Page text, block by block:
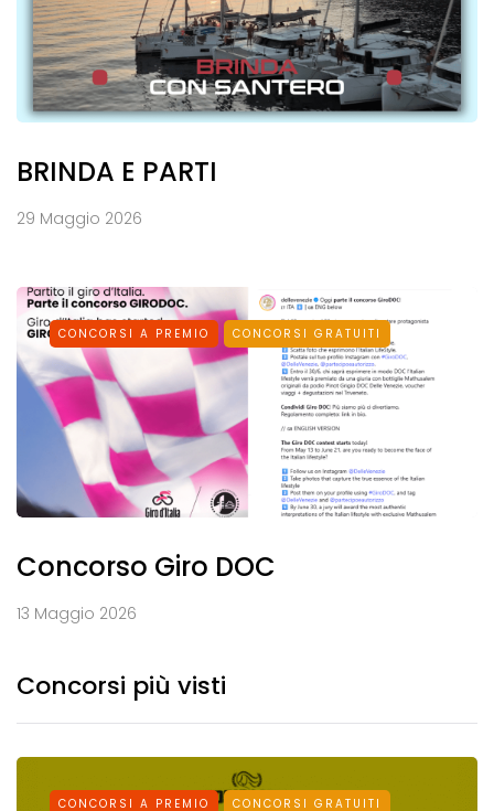
BRINDA E PARTI
29 Maggio 2026
CONCORSI A PREMIO CONCORSI GRATUITI
Concorso Giro DOC
13 Maggio 2026
Concorsi più visti
CONCORSI A PREMIO CONCORSI GRATUITI